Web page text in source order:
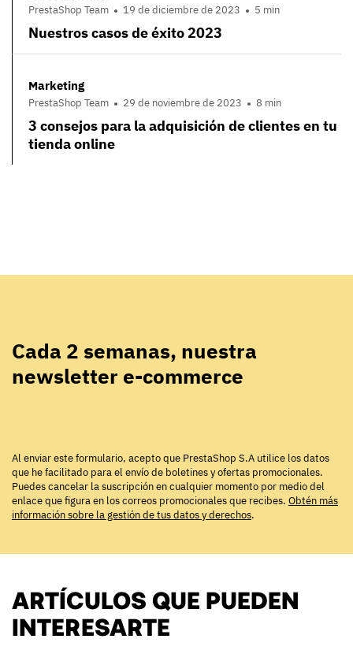
PrestaShop Team 19 de diciembre de 2023 5 min
Nuestros casos de éxito 2023
Marketing
PrestaShop Team 29 de noviembre de 2023 8 min
3 consejos para la adquisición de clientes en tu
tienda online
Cada 2 semanas, nuestra
newsletter e-commerce
Al enviar este formulario, acepto que PrestaShop S.A utilice los datos
que he facilitado para el envío de boletines y ofertas promocionales.
Puedes cancelar la suscripción en cualquier momento por medio del
enlace que figura en los correos promocionales que recibes. Obtén más
información sobre la gestión de tus datos y derechos.
ARTÍCULOS QUE PUEDEN
INTERESARTE